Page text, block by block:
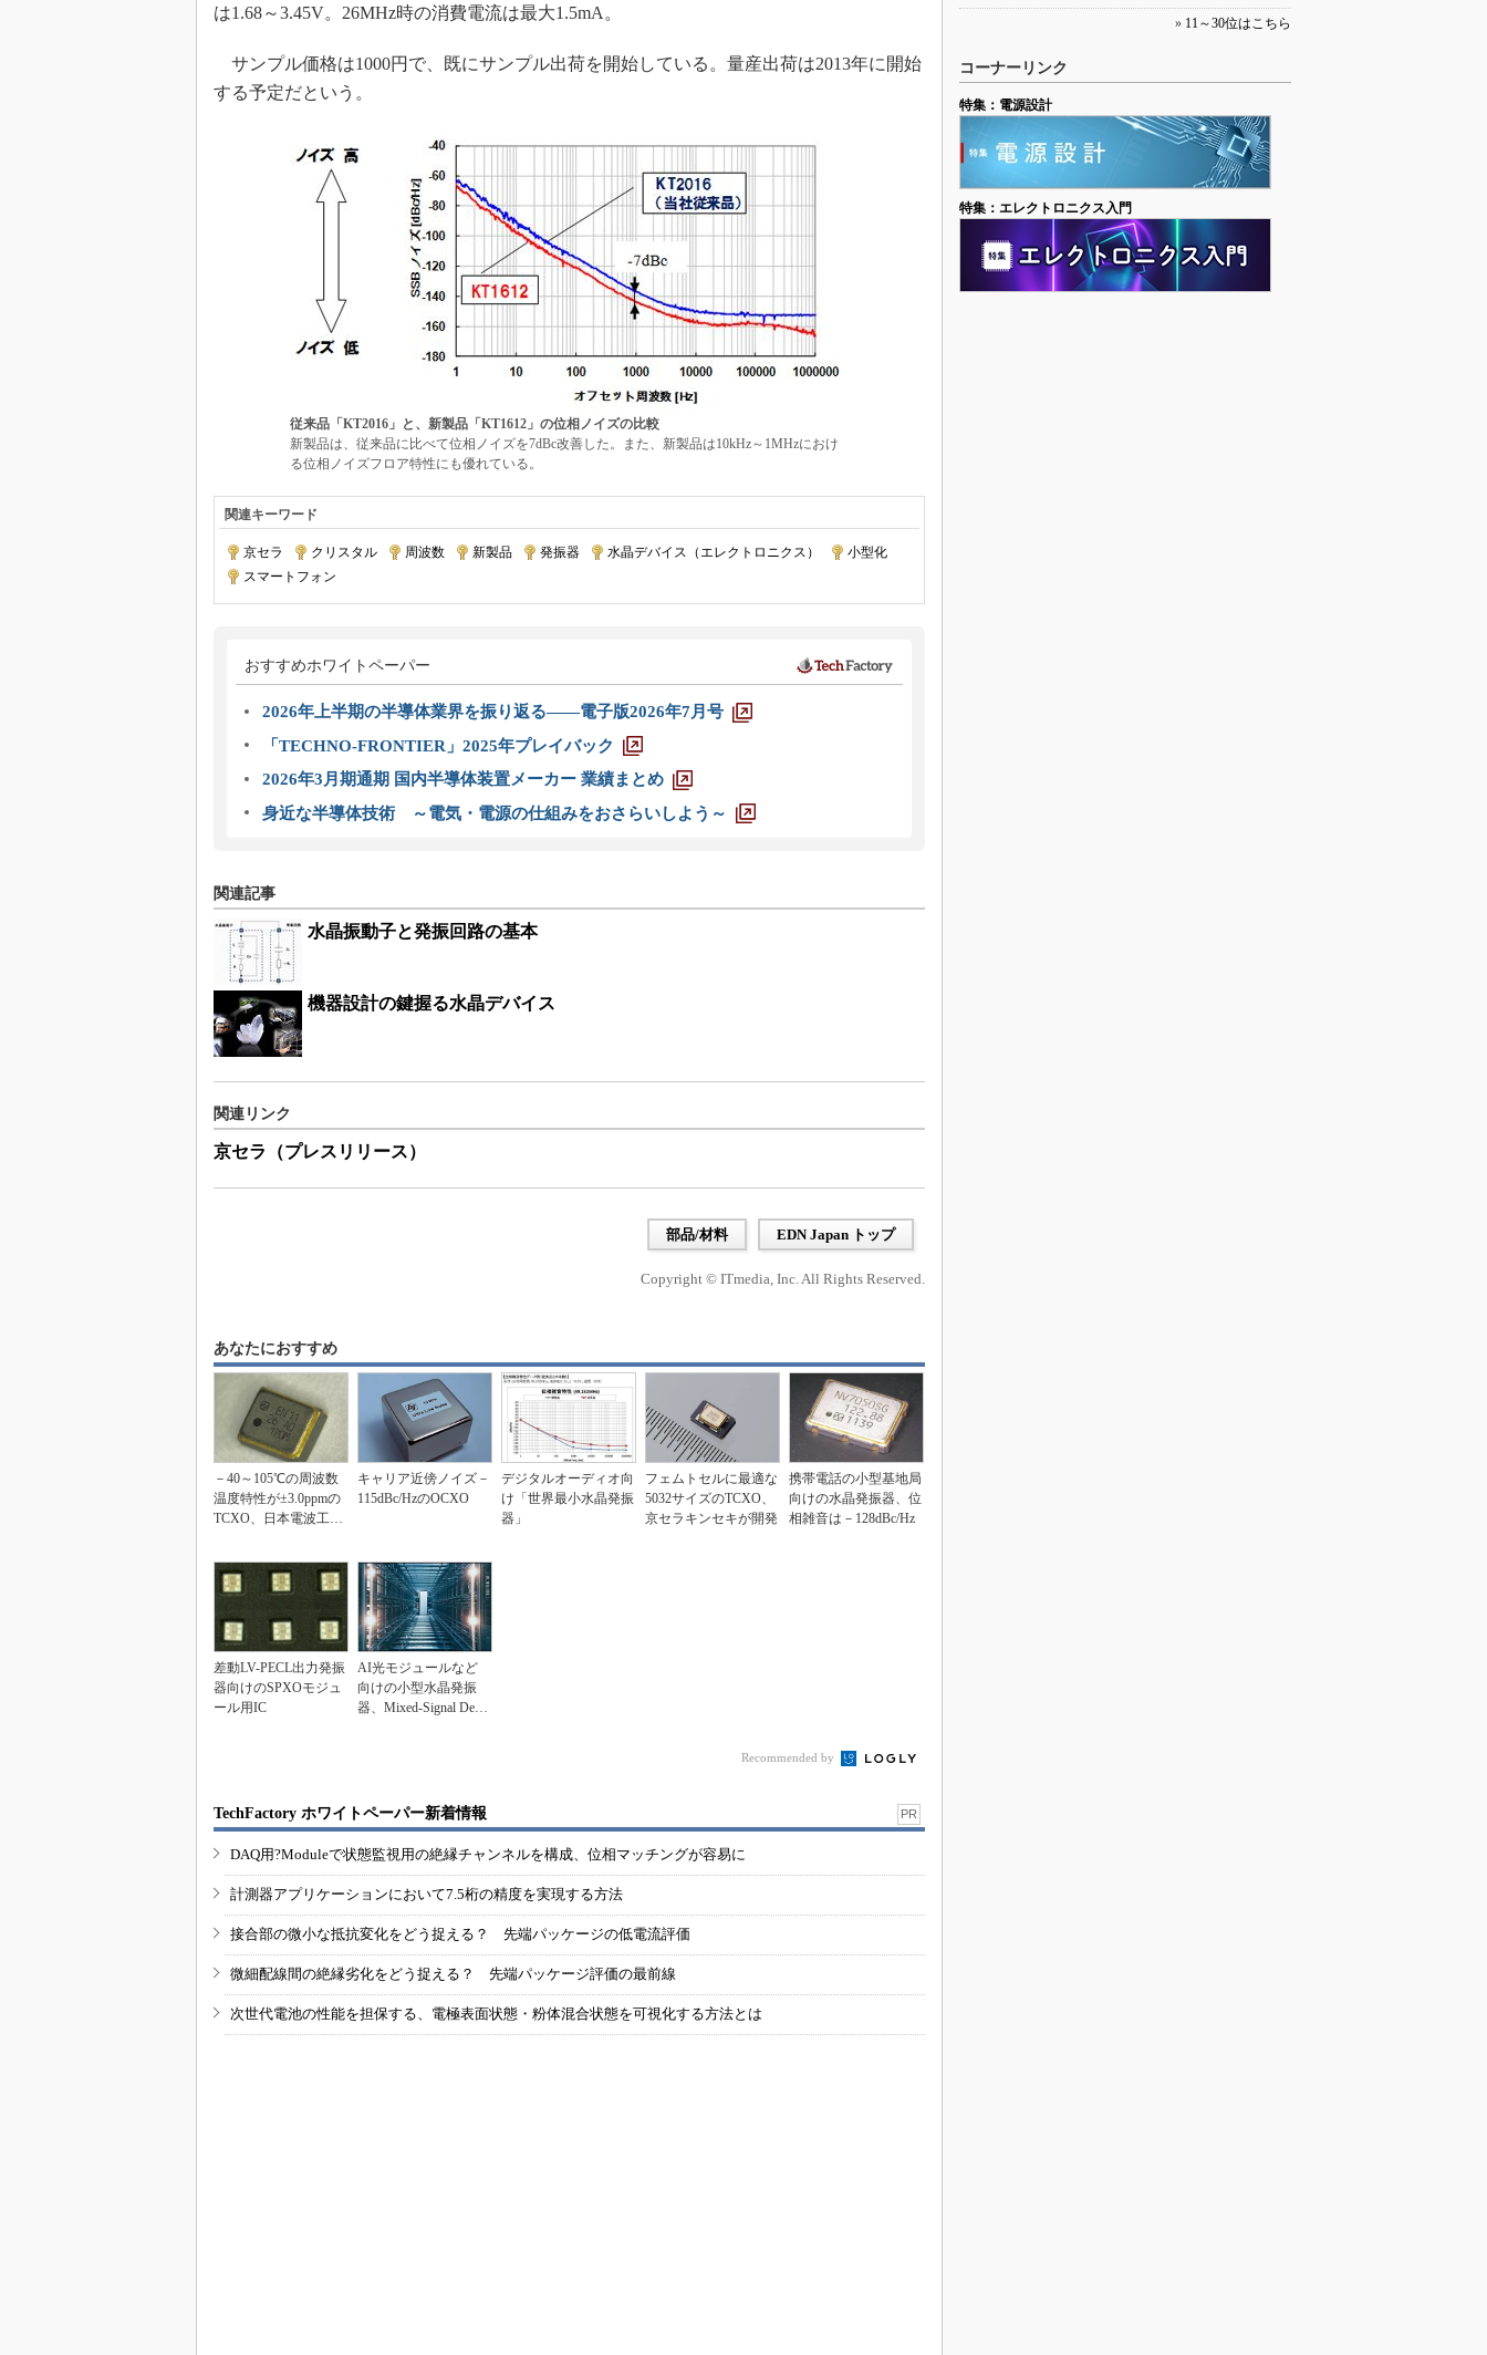
は1.68～3.45V。26MHz時の消費電流は最大1.5mA。
サンプル価格は1000円で、既にサンプル出荷を開始している。量産出荷は2013年に開始
する予定だという。
従来品「KT2016」と、新製品「KT1612」の位相ノイズの比較
新製品は、従来品に比べて位相ノイズを7dBc改善した。また、新製品は10kHz～1MHzにおけ
る位相ノイズフロア特性にも優れている。
関連キーワード
京セラ クリスタル 周波数 新製品 発振器 水晶デバイス（エレクトロニクス） 小型化
スマートフォン
おすすめホワイトペーパー
2026年上半期の半導体業界を振り返る――電子版2026年7月号
「TECHNO-FRONTIER」2025年プレイバック
2026年3月期通期 国内半導体装置メーカー 業績まとめ
身近な半導体技術 ～電気・電源の仕組みをおさらいしよう～
関連記事
水晶振動子と発振回路の基本
機器設計の鍵握る水晶デバイス
関連リンク
京セラ（プレスリリース）
部品/材料 EDN Japan トップ
Copyright © ITmedia, Inc. All Rights Reserved.
あなたにおすすめ
－40～105℃の周波数
温度特性が±3.0ppmの
TCXO、日本電波工業
キャリア近傍ノイズ－
115dBc/HzのOCXO
デジタルオーディオ向
け「世界最小水晶発振
器」
フェムトセルに最適な
5032サイズのTCXO、
京セラキンセキが開発
携帯電話の小型基地局
向けの水晶発振器、位
相雑音は－128dBc/Hz
差動LV-PECL出力発振
器向けのSPXOモジュ
ール用IC
AI光モジュールなど
向けの小型水晶発振
器、Mixed-Signal Devic
Recommended by
TechFactory ホワイトペーパー新着情報 PR
DAQ用?Moduleで状態監視用の絶縁チャンネルを構成、位相マッチングが容易に
計測器アプリケーションにおいて7.5桁の精度を実現する方法
接合部の微小な抵抗変化をどう捉える？ 先端パッケージの低電流評価
微細配線間の絶縁劣化をどう捉える？ 先端パッケージ評価の最前線
次世代電池の性能を担保する、電極表面状態・粉体混合状態を可視化する方法とは
» 11～30位はこちら
コーナーリンク
特集：電源設計
特集：エレクトロニクス入門